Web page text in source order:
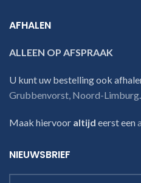
AFHALEN
ALLEEN OP AFSPRAAK
U kunt uw bestelling ook
Grubbenvorst, Noord-Limburg.
Maak hiervoor altijd eerst een
NIEUWSBRIEF